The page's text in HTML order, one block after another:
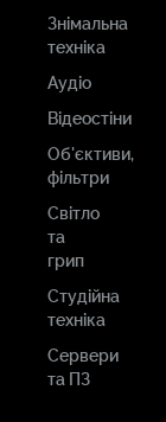
Знімальна
техніка
Аудіо
Відеостіни
Об'єктиви,
фільтри
Світло
та
грип
Студійна
техніка
Сервери
та ПЗ